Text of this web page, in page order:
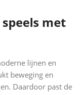
met
lijnen en
beweging en
Daardoor past de